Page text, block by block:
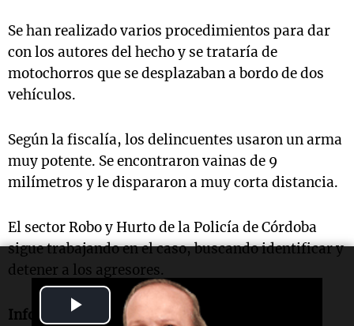
Play
Se han realizado varios procedimientos para dar
con los autores del hecho y se trataría de
motochorros que se desplazaban a bordo de dos
vehículos.
Según la fiscalía, los delincuentes usaron un arma
muy potente. Se encontraron vainas de 9
milímetros y le dispararon a muy corta distancia.
El sector Robo y Hurto de la Policía de Córdoba
sigue trabajando en el caso, buscando identificar y
detener a los agresores.
Informe de Juan Federico, Lucía González y